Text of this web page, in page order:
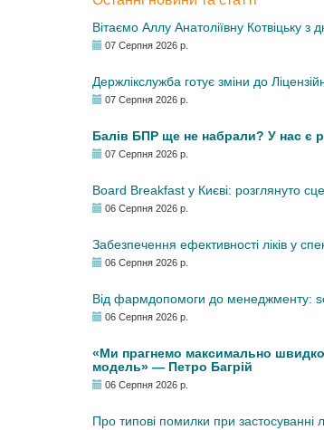
Вітаємо Аллу Анатоліївну Котвіцьку
07 Серпня 2026 р.
Держлікслужба готує зміни до
07 Серпня 2026 р.
Балів БПР ще не набрали? У нас є
07 Серпня 2026 р.
Board Breakfast у Києві: розглянуто
06 Серпня 2026 р.
Забезпечення ефективності ліків у
06 Серпня 2026 р.
Від фармдопомоги до менеджменту:
06 Серпня 2026 р.
«Ми прагнемо максимально швидко
модель» — Петро Багрій
06 Серпня 2026 р.
Про типові помилки при застосуванні